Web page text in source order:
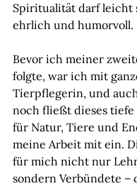
Spiritualität darf leicht
ehrlich und humorvoll.
Bevor ich meiner
folgte, war ich mit
Tierpflegerin, und
noch fließt dieses tiefe
für Natur, Tiere und
meine Arbeit mit ein.
für mich nicht nur
sondern Verbündete –